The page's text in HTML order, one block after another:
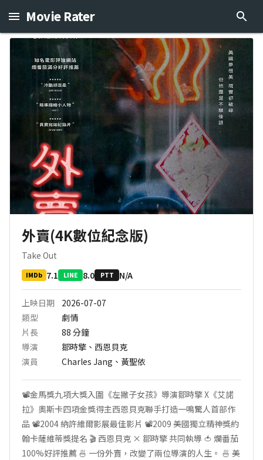
Movie Rater
外賣(4K數位紀念版)
Take Out
IMDb 7.1 LINE 8.0 PTT N/A
上映日期
2026-07-07
類型
劇情
片長
88 分鐘
導演
鄒時擎、西恩貝克
演員
Charles Jang、黃聖依
📽️金馬獎九項大獎入圍《左撇子女孩》導演鄒時擎 X《艾諾
拉》奧斯卡四項金獎得主西恩貝克聯手打造一鳴驚人首部作
品 📽️2004 納許維爾影展最佳影片 📽️2009 美國獨立精神獎約
翰卡薩維蒂獎提名 🎬 西恩貝克 × 鄒時擎 共同執導 🍅 爛番茄
100%好評推薦 🍜 一份外賣，改變了兩位導演的人生。 🍜 美